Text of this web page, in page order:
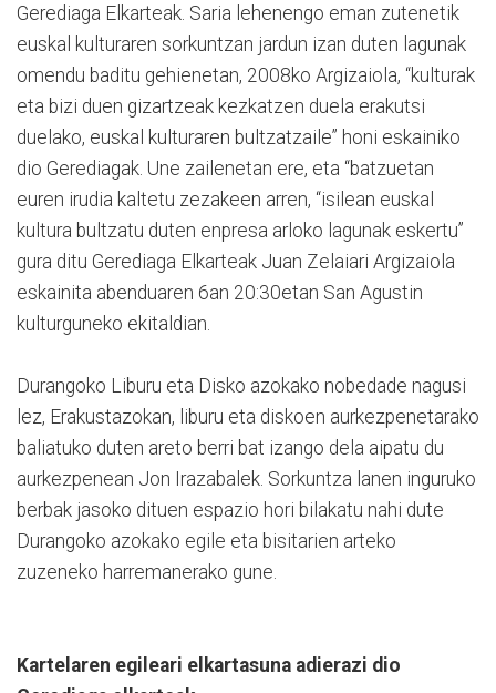
Gerediaga Elkarteak. Saria lehenengo eman zutenetik
euskal kulturaren sorkuntzan jardun izan duten lagunak
omendu baditu gehienetan, 2008ko Argizaiola, “kulturak
eta bizi duen gizartzeak kezkatzen duela erakutsi
duelako, euskal kulturaren bultzatzaile” honi eskainiko
dio Gerediagak. Une zailenetan ere, eta “batzuetan
euren irudia kaltetu zezakeen arren, “isilean euskal
kultura bultzatu duten enpresa arloko lagunak eskertu”
gura ditu Gerediaga Elkarteak Juan Zelaiari Argizaiola
eskainita abenduaren 6an 20:30etan San Agustin
kulturguneko ekitaldian.
Durangoko Liburu eta Disko azokako nobedade nagusi
lez, Erakustazokan, liburu eta diskoen aurkezpenetarako
baliatuko duten areto berri bat izango dela aipatu du
aurkezpenean Jon Irazabalek. Sorkuntza lanen inguruko
berbak jasoko dituen espazio hori bilakatu nahi dute
Durangoko azokako egile eta bisitarien arteko
zuzeneko harremanerako gune.
Kartelaren egileari elkartasuna adierazi dio